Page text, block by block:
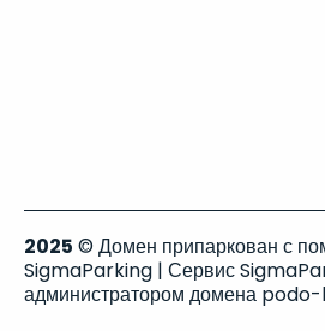
2025 © Домен припаркован с
SigmaParking | Сервис
администратором домена